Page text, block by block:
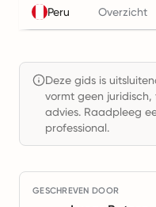
Peru Overzicht
Deze gids is
vormt geen
advies. Raadpleeg
professional.
GESCHREVEN DOOR